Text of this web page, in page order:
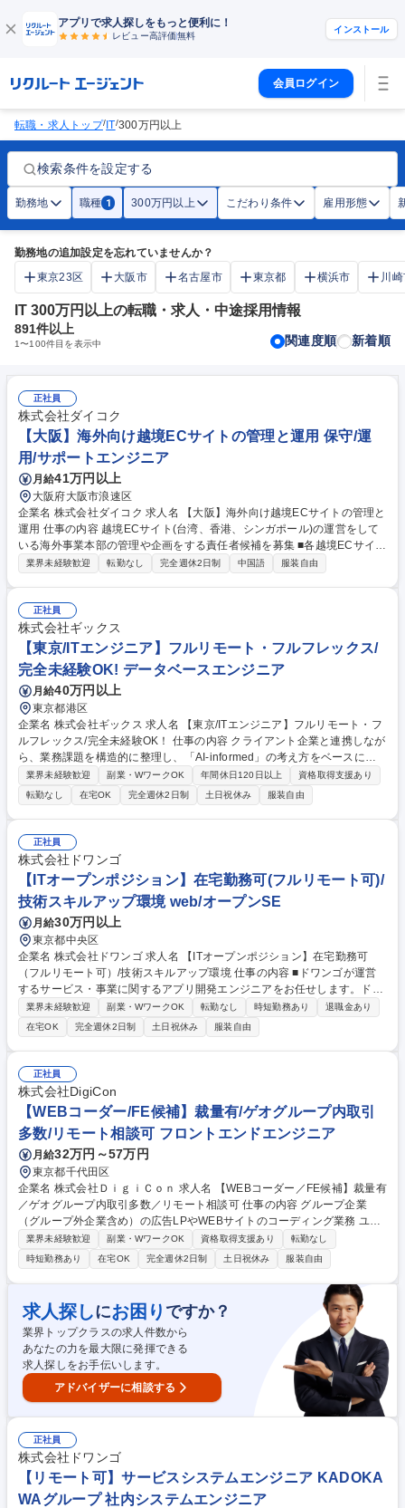
アプリで求人探しをもっと便利に！
レビュー高評価無料
インストール
会員ログイン
転職・求人トップ/ IT/300万円以上
検索条件を設定する
勤務地 職種 1 300万円以上 こだわり条件 雇用形態
勤務地の追加設定を忘れていませんか？
東京23区
大阪市 名古屋市 東京都 横浜市 川
IT 300万円以上の転職・求人・中途採用情報
891件以上
1〜100件目を表示中 関連度順 新着順
正社員
株式会社ダイコク
【大阪】海外向け越境ECサイトの管理と運用 保守/運
用/サポートエンジニア
月給41万円以上
大阪府大阪市浪速区
企業名 株式会社ダイコク 求人名 【大阪】海外向け越境ECサイトの管理と
運用 仕事の内容 越境ECサイト(台湾、香港、シンガポール)の運営をして
いる海外事業本部の管理や企画をする責任者候補を募集 ■各越境ECサイト
担当者とのやり取り■各越境ECサイトにおける売上管理■海外出張■各社
業界未経験歓迎 転勤なし 完全週休2日制 中国語 服装自由
正社員
株式会社ギックス
【東京/ITエンジニア】フルリモート・フルフレックス/
完全未経験OK! データベースエンジニア
月給40万円以上
東京都港区
企業名 株式会社ギックス 求人名 【東京/ITエンジニア】フルリモート・フ
ルフレックス/完全未経験OK！ 仕事の内容 クライアント企業と連携しなが
ら、業務課題を構造的に整理し、「AI-informed」の考え方をベースにソ
リューションを設計、実装していただきます。 ■LLM や機械学習のアルゴ
リズム開発や実装、チューニング、精度評価 ■データ基盤のシステムアー
キテクチャ検討 ■データの取得/加工方法の検討 ■テーブル設計 ■データ加
工ロジックの実装 ■データ処理フローの実装 募集職種 【東京/ITエンジニ
ア】フルリモート・フルフレックス/完全未経験OK！
業界未経験歓迎 副業・WワークOK 年間休日120日以上
資格取得支援あり
転勤なし
在宅OK 完全週休2日制 土日祝休み 服装自由
正社員
株式会社ドワンゴ
【ITオープンポジション】在宅勤務可(フルリモート可)/
技術スキルアップ環境 web/オープンSE
月給30万円以上
東京都中央区
企業名 株式会社ドワンゴ 求人名 【ITオープンポジション】在宅勤務可
（フルリモート可）/技術スキルアップ環境 仕事の内容 ■ドワンゴが運営
するサービス・事業に関するアプリ開発エンジニアをお任せします。ドワ
ンゴに関心をお持ちいただいているものの、応募先職種に迷っている方は
ぜひこちらからご応募ください。 【ポジション例】■「ニコニコ」サービ
スや角川ドワンゴ学園が運営するオンライン学校と連携した、オールイン
ワン学習におけるAndroid/iOS向けネイティブアプリ企画開発 ■「ニコニ
コ」サービスや「N高等学校・S高等学校」の運営業務や生徒指導を行う
ためのWebアプリやシステム開発・運用等 ■ファンクラブ運営サービス
「Sheeta」やチャンネル会員限定コンテンツを配信できる「ニコニコチャ
ンネルプラス」のアーキテクト 募集職種 【ITオープンポジション】在宅
勤務可（フルリモート可）/技術スキルアップ環境
業界未経験歓迎 副業・WワークOK 転勤なし 時短勤務あり
退職金あり
在宅OK
完全週休2日制 土日祝休み 服装自由
正社員
株式会社DigiCon
【WEBコーダー/FE候補】裁量有/ゲオグループ内取引
多数/リモート相談可 フロントエンドエンジニア
月給32万円～57万円
東京都千代田区
企業名 株式会社ＤｉｇｉＣｏｎ 求人名 【WEBコーダー／FE候補】裁量有
／ゲオグループ内取引多数／リモート相談可 仕事の内容 グループ企業
（グループ外企業含め）の広告LPやWEBサイトのコーディング業務 ユー
ザー体験（UI/UX）を追求し、高品質なページ構築にコミットしていただ
きます。 ・Webサイトのデザインデータ（Figma, Photoshop等）からの
HTML5/CSS3コーディング ・JavaScript（jQuery, TypeScript等）を用い
た動的コンテンツの実装 ・CMS（主にWordPress）のテーマ開発・カス
タマイズ ・Webサイトの運用・更新、改善提案 ・UI/UXを考慮したマー
クアップ、アクセシビリティ対応 募集職種 【WEBコーダー／FE候補】裁
量有／ゲオグループ内取引多数／リモート相談可
業界未経験歓迎 副業・WワークOK 資格取得支援あり
転勤なし
時短勤務あり
在宅OK 完全週休2日制 土日祝休み 服装自由
求人探しにお困り ですか？
業界トップクラスの求人件数から
あなたの力を最大限に発揮できる
求人探しをお手伝いします。
アドバイザーに相談する
正社員
株式会社ドワンゴ
【リモート可】サービスシステムエンジニア KADOKA
WAグループ 社内システムエンジニア